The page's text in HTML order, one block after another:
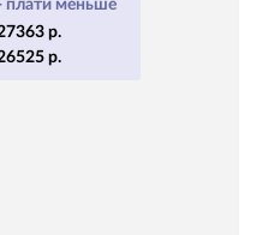
плати меньше
р.
р.